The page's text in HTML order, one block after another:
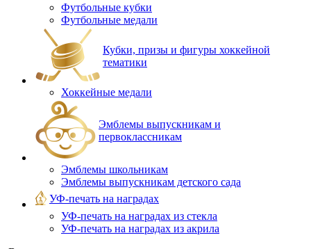
Футбольные кубки
Футбольные медали
Кубки, призы и фигуры хоккейной
тематики
Хоккейные медали
Эмблемы выпускникам и
первоклассникам
Эмблемы школьникам
Эмблемы выпускникам детского сада
УФ-печать на наградах
УФ‑печать на наградах из стекла
УФ-печать на наградах из акрила